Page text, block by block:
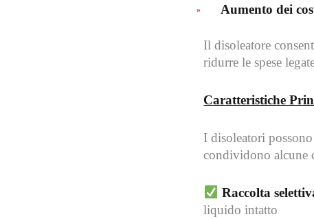
Aumento dei
Il disoleatore
ridurre le spese
Caratteristiche
I disoleatori
condividono alcune
Raccolta
liquido intatto